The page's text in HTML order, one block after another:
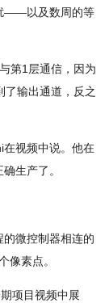
——以及数周的等
第1层通信，因为
输出通道，反之
视频中说。他在
生产了。
微控制器相连的
素点。
项目视频中展